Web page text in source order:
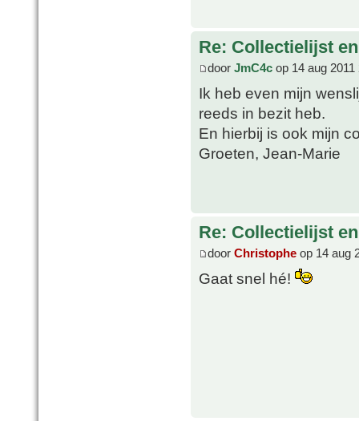
Re: Collectielijst
door JmC4c op 14 aug 2011
Ik heb even mijn
reeds in bezit heb.
En hierbij is ook mijn
Groeten, Jean-Marie
Re: Collectielijst
door Christophe op 14 aug
Gaat snel hé!